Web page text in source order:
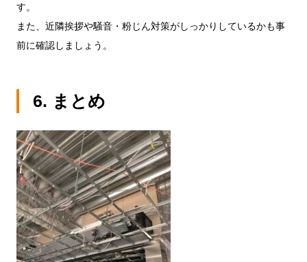
す。
また、近隣挨拶や騒音・粉じん対策がしっかりしているかも事
前に確認しましょう。
6. まとめ